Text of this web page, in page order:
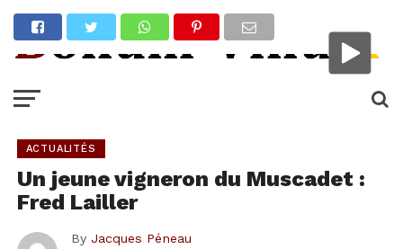
ACTUALITÉS
Un jeune vigneron du Muscadet :
Fred Lailler
By Jacques Péneau